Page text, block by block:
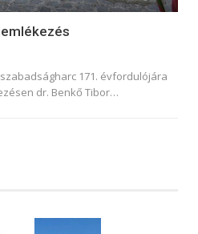
171. évfordulójára
dr. Benkő Tibor…